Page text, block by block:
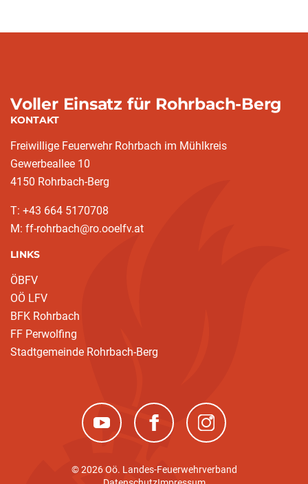
Voller Einsatz für Rohrbach-Berg
KONTAKT
Freiwillige Feuerwehr Rohrbach im Mühlkreis
Gewerbeallee 10
4150 Rohrbach-Berg
T: +43 664 5170708
M: ff-rohrbach@ro.ooelfv.at
LINKS
ÖBFV
OÖ LFV
BFK Rohrbach
FF Perwolfing
Stadtgemeinde Rohrbach-Berg
(neues Fenster)(neues Fenster)(neues Fenster)
© 2026 Oö. Landes-Feuerwehrverband